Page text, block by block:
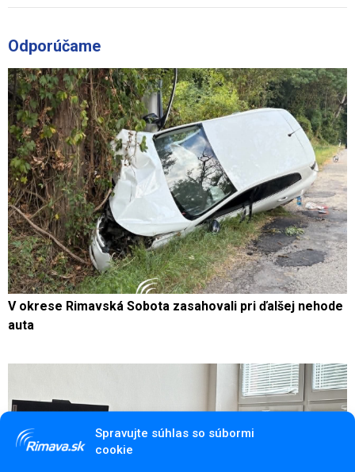
Spravujte súhlas so súbormi
cookie
Odporúčame
V okrese Rimavská Sobota zasahovali pri ďalšej nehode
auta